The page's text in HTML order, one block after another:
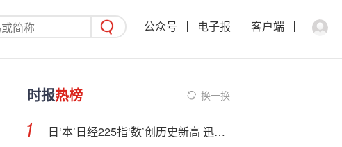
公众号 电子报 客户端
时报热榜 换一换
日‘本’日经225指‘数’创历史新高 迅销公司领涨